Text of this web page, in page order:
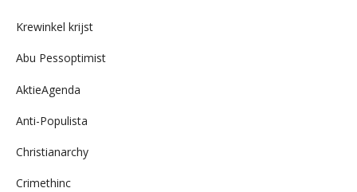
Krewinkel krijst
Abu Pessoptimist
AktieAgenda
Anti-Populista
Christianarchy
Crimethinc